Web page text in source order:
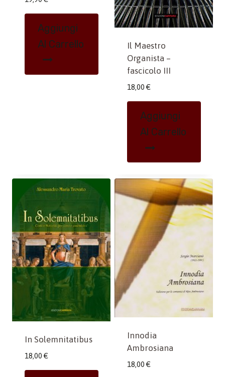
Aggiungi
Al Carrello
Il Maestro
Organista –
fascicolo III
18,00 €
Aggiungi
Al Carrello
In Solemnitatibus
18,00 €
Innodia
Ambrosiana
18,00 €